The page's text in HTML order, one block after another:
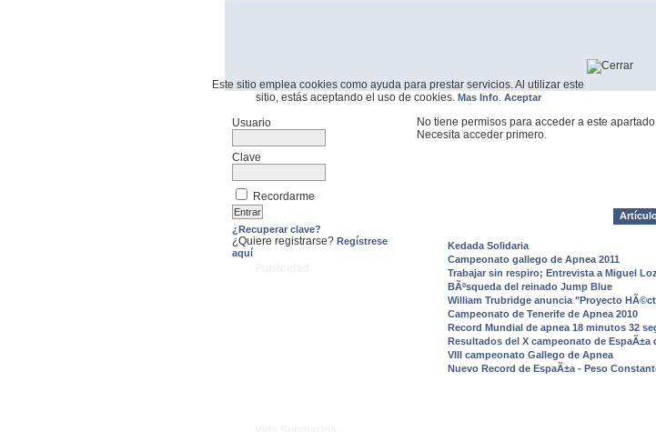
Este sitio emplea cookies como ayuda para prestar servicios. Al utilizar este
sitio, estás aceptando el uso de cookies. Mas Info. Aceptar
Formulario De Acceso
Usuario
Clave
Recordarme
¿Recuperar clave?
¿Quiere registrarse? Regístrese
aquí
No tiene permisos para acceder a este
Necesita acceder primero.
Kedada Solidaria
Campeonato gallego de Apnea 2011
Trabajar sin respiro; Entrevista a Miguel
BÃºsqueda del reinado Jump Blue
William Trubridge anuncia "Proyecto
Campeonato de Tenerife de Apnea 2010
Record Mundial de apnea 18 minutos 32
Resultados del X campeonato de EspaÃ±a
VIII campeonato Gallego de Apnea
Nuevo Record de EspaÃ±a - Peso